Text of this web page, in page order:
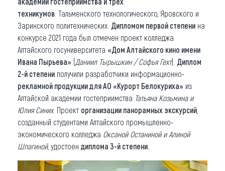
техникумов: Тальменского технологического, Яровского и
Заринского политехнических. Дипломом первой степени на
конкурсе 2021 года был отмечен проект колледжа
Алтайского госуниверситета «Дом Алтайского кино имени
Ивана Пырьева» (Даниил Тырышкин / Софья Гехт). Диплом
2-й степени получили разработчики информационно-
рекламной продукции для АО «Курорт Белокуриха» из
Алтайской академии гостеприимства Татьяна Козьмина и
Юлия Синих. Проект организации панорамных экскурсий
созданный студентами Алтайского промышленно-
экономического колледжа Оксаной Останиной и Алиной
Шпагиной, удостоен диплома 3-й степени.